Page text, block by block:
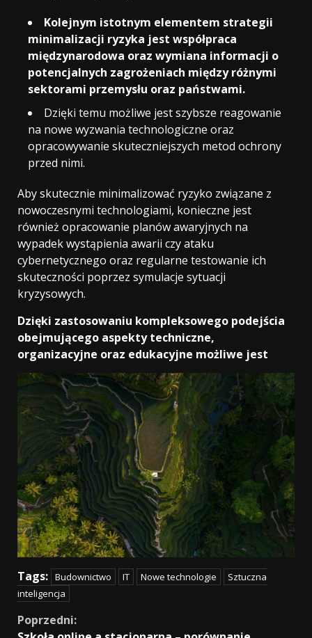
Kolejnym istotnym elementem strategii
minimalizacji ryzyka jest współpraca
międzynarodowa oraz wymiana informacji o
potencjalnych zagrożeniach między różnymi
sektorami przemysłu oraz państwami.
Dzięki temu możliwe jest szybsze reagowanie
na nowe wyzwania technologiczne oraz
opracowywanie skuteczniejszych metod ochrony
przed nimi.
Aby skutecznie minimalizować ryzyko związane z
nowoczesnymi technologiami, konieczne jest
również opracowanie planów awaryjnych na
wypadek wystąpienia awarii czy ataku
cybernetycznego oraz regularne testowanie ich
skuteczności poprzez symulacje sytuacji
kryzysowych.
Dzięki zastosowaniu kompleksowego podejścia
obejmującego aspekty techniczne,
organizacyjne oraz edukacyjne możliwe jest
Tags: Budownictwo IT Nowe technologie
Sztuczna
inteligencja
Continue
Poprzedni: